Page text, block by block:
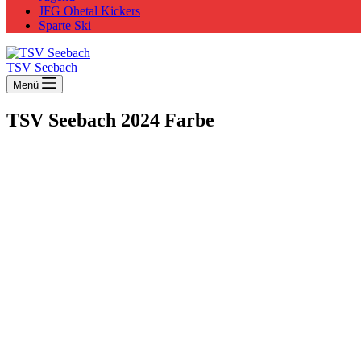
JFG Ohetal Kickers
Sparte Ski
TSV Seebach
Menü
TSV Seebach 2024 Farbe